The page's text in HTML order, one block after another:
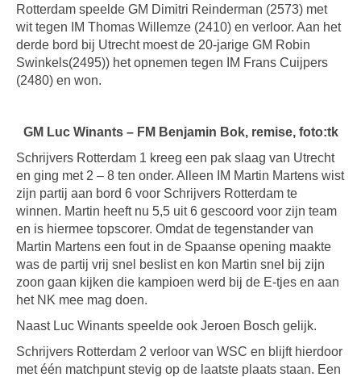
Rotterdam speelde GM Dimitri Reinderman (2573) met
wit tegen IM Thomas Willemze (2410) en verloor. Aan het
derde bord bij Utrecht moest de 20-jarige GM Robin
Swinkels(2495)) het opnemen tegen IM Frans Cuijpers
(2480) en won.
GM Luc Winants – FM Benjamin Bok, remise, foto:tk
Schrijvers Rotterdam 1 kreeg een pak slaag van Utrecht
en ging met 2 – 8 ten onder. Alleen IM Martin Martens wist
zijn partij aan bord 6 voor Schrijvers Rotterdam te
winnen. Martin heeft nu 5,5 uit 6 gescoord voor zijn team
en is hiermee topscorer. Omdat de tegenstander van
Martin Martens een fout in de Spaanse opening maakte
was de partij vrij snel beslist en kon Martin snel bij zijn
zoon gaan kijken die kampioen werd bij de E-tjes en aan
het NK mee mag doen.
Naast Luc Winants speelde ook Jeroen Bosch gelijk.
Schrijvers Rotterdam 2 verloor van WSC en blijft hierdoor
met één matchpunt stevig op de laatste plaats staan. Een